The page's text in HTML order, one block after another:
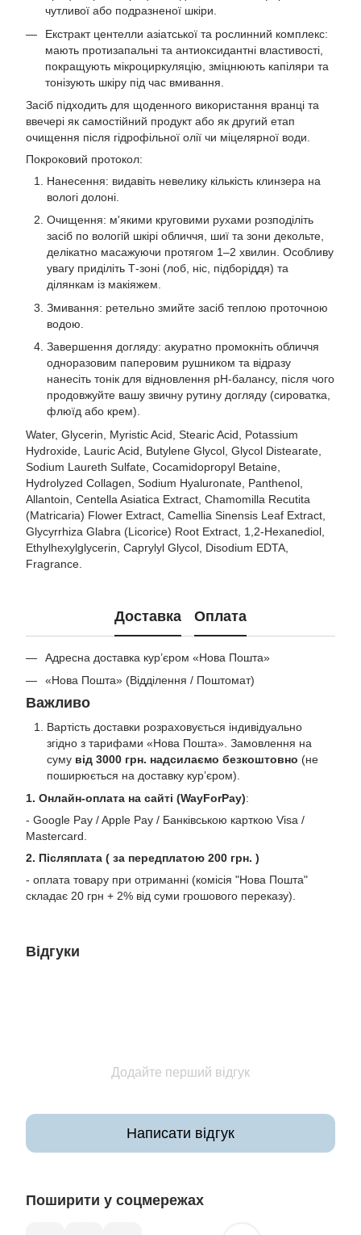
чутливої або подразненої шкіри.
Екстракт центелли азіатської та рослинний комплекс:
мають протизапальні та антиоксидантні властивості,
покращують мікроциркуляцію, зміцнюють капіляри та
тонізують шкіру під час вмивання.
Засіб підходить для щоденного використання вранці та
ввечері як самостійний продукт або як другий етап
очищення після гідрофільної олії чи міцелярної води.
Покроковий протокол:
Нанесення: видавіть невелику кількість клинзера на
вологі долоні.
Очищення: м'якими круговими рухами розподіліть
засіб по вологій шкірі обличчя, шиї та зони декольте,
делікатно масажуючи протягом 1–2 хвилин. Особливу
увагу приділіть Т-зоні (лоб, ніс, підборіддя) та
ділянкам із макіяжем.
Змивання: ретельно змийте засіб теплою проточною
водою.
Завершення догляду: акуратно промокніть обличчя
одноразовим паперовим рушником та відразу
нанесіть тонік для відновлення pH-балансу, після чого
продовжуйте вашу звичну рутину догляду (сироватка,
флюїд або крем).
Water, Glycerin, Myristic Acid, Stearic Acid, Potassium
Hydroxide, Lauric Acid, Butylene Glycol, Glycol Distearate,
Sodium Laureth Sulfate, Cocamidopropyl Betaine,
Hydrolyzed Collagen, Sodium Hyaluronate, Panthenol,
Allantoin, Centella Asiatica Extract, Chamomilla Recutita
(Matricaria) Flower Extract, Camellia Sinensis Leaf Extract,
Glycyrrhiza Glabra (Licorice) Root Extract, 1,2-Hexanediol,
Ethylhexylglycerin, Caprylyl Glycol, Disodium EDTA,
Fragrance.
Доставка Оплата
Адресна доставка кур’єром «Нова Пошта»
«Нова Пошта» (Відділення / Поштомат)
Важливо
Вартість доставки розраховується індивідуально
згідно з тарифами «Нова Пошта». Замовлення на
суму від 3000 грн. надсилаємо безкоштовно (не
поширюється на доставку курʼєром).
1. Онлайн-оплата на сайті (WayForPay):
- Google Pay / Apple Pay / Банківською карткою Visa /
Mastercard.
2. Післяплата ( за передплатою 200 грн. )
- оплата товару при отриманні (комісія "Нова Пошта"
складає 20 грн + 2% від суми грошового переказу).
Відгуки
Додайте перший відгук
Написати відгук
Поширити у соцмережах